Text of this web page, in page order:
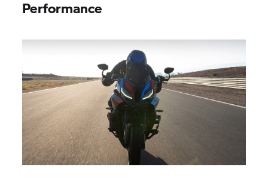
Performance